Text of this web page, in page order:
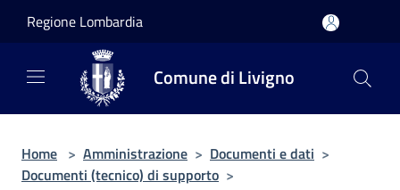
Regione Lombardia
Comune di Livigno
Home > Amministrazione > Documenti e dati >
Documenti (tecnico) di supporto >